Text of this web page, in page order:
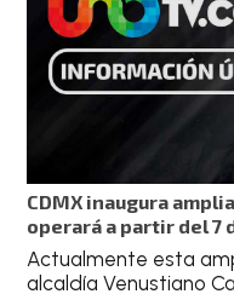
CDMX inaugura
operará a partir del 7
Actualmente esta
alcaldía Venustiano